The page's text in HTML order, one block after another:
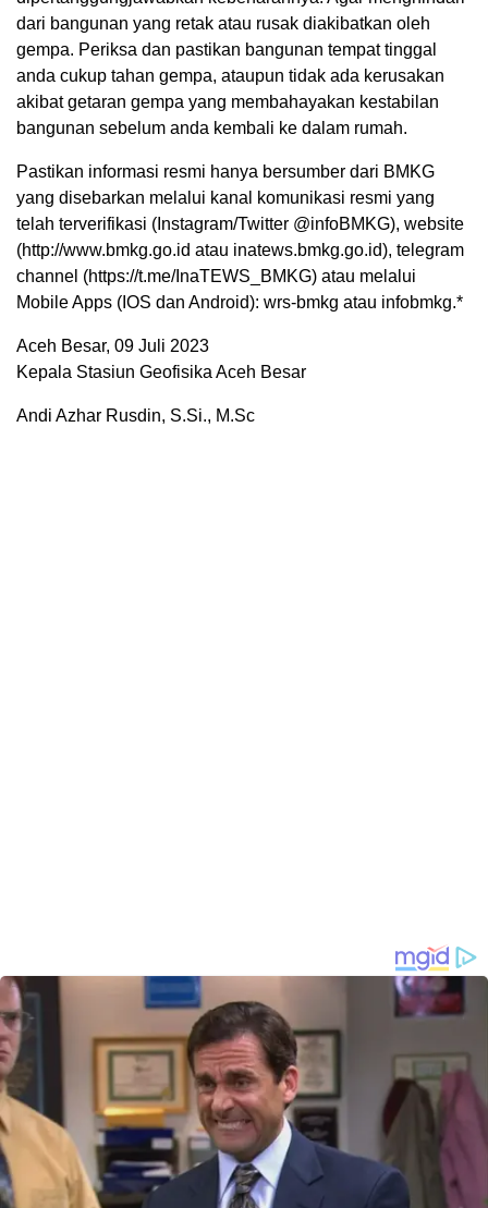
dari bangunan yang retak atau rusak diakibatkan oleh
gempa. Periksa dan pastikan bangunan tempat tinggal
anda cukup tahan gempa, ataupun tidak ada kerusakan
akibat getaran gempa yang membahayakan kestabilan
bangunan sebelum anda kembali ke dalam rumah.
Pastikan informasi resmi hanya bersumber dari BMKG
yang disebarkan melalui kanal komunikasi resmi yang
telah terverifikasi (Instagram/Twitter @infoBMKG), website
(http://www.bmkg.go.id atau inatews.bmkg.go.id), telegram
channel (https://t.me/InaTEWS_BMKG) atau melalui
Mobile Apps (IOS dan Android): wrs-bmkg atau infobmkg.*
Aceh Besar, 09 Juli 2023
Kepala Stasiun Geofisika Aceh Besar
Andi Azhar Rusdin, S.Si., M.Sc